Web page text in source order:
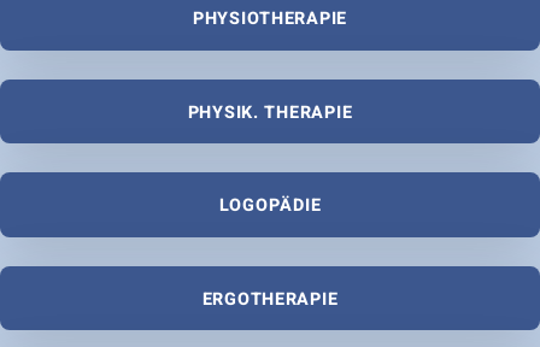
PHYSIOTHERAPIE
PHYSIK. THERAPIE
LOGOPÄDIE
ERGOTHERAPIE